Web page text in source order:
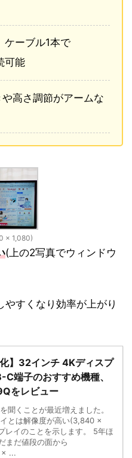
ケーブル1本で
可能
高さ調節がアームな
× 1,080)
(上の2写真でウィンドウ
すくなり効率が上がり
化】32インチ 4Kディスプ
C端子のおすすめ機種、
をレビュー
聞くことが最近増えました。
とは解像度が高い(3,840 ×
レイのことを示します。 5年ほ
まだ値段の面から
× ...